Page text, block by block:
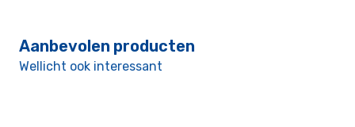
Aanbevolen producten
Wellicht ook interessant